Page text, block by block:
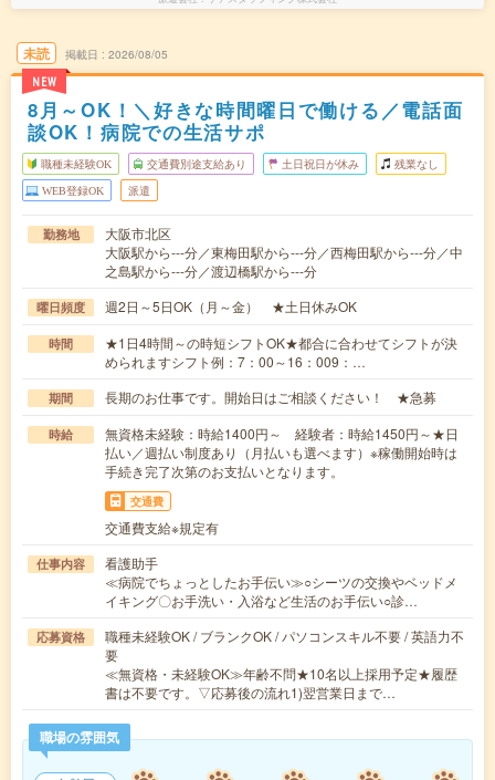
未読
NEW
掲載日 2026/08/05
8月～OK！＼好きな時間曜日で働ける／電話面
談OK！病院での生活サポ
職種未経験OK 交通費別途支給あり 土日祝日が休み 残業なし
WEB登録OK 派遣
勤務地
大阪市北区
大阪駅から---分／東梅田駅から---分／西梅田駅から---分／中
之島駅から---分／渡辺橋駅から---分
曜日頻度 週2日～5日OK（月～金） ★土日休みOK
時間
★1日4時間～の時短シフトOK★都合に合わせてシフトが決
められますシフト例：7：00～16：009：…
期間 長期のお仕事です。開始日はご相談ください！ ★急募
時給
無資格未経験：時給1400円～ 経験者：時給1450円～★日
払い／週払い制度あり（月払いも選べます）※稼働開始時は
手続き完了次第のお支払いとなります。
交通費
交通費支給※規定有
仕事内容
看護助手
≪病院でちょっとしたお手伝い≫○シーツの交換やベッドメ
イキング〇お手洗い・入浴など生活のお手伝い○診…
応募資格
職種未経験OK / ブランクOK / パソコンスキル不要 / 英語力不
要
≪無資格・未経験OK≫年齢不問★10名以上採用予定★履歴
書は不要です。▽応募後の流れ1)翌営業日まで…
職場の雰囲気